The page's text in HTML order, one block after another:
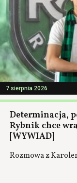
7 sierpnia 2026
Determinacja,
Rybnik chce
[WYWIAD]
Rozmowa z